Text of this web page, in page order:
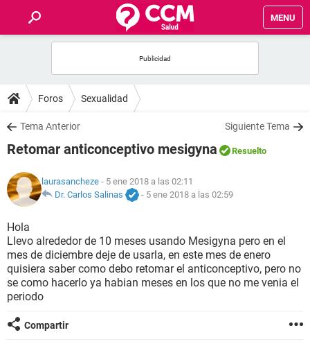
MENU
FOROS
SALUD
NUTRICIÓN
BIENESTAR
SEXUALIDAD
GLOSARIO
Foros Sexualidad
Tema Anterior Siguiente Tema
Retomar anticonceptivo mesigyna Resuelto
laurasancheze - 5 ene 2018 a las 02:11
Dr. Carlos Salinas
- 5 ene 2018 a las 02:59
Hola
Llevo alrededor de 10 meses usando Mesigyna pero en el
mes de diciembre deje de usarla, en este mes de enero
quisiera saber como debo retomar el anticonceptivo, pero no
se como hacerlo ya habian meses en los que no me venia el
periodo
Compartir